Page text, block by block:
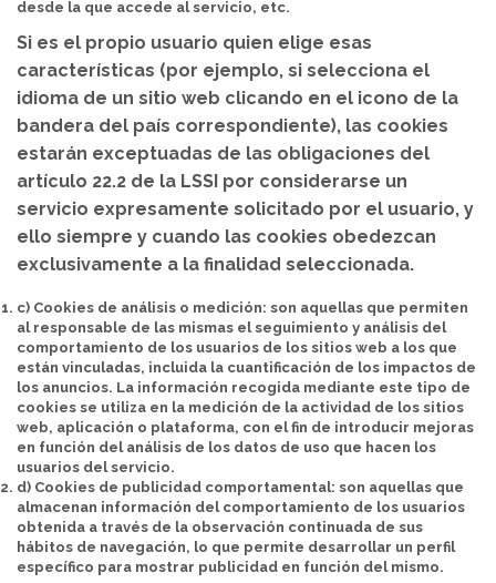
desde la que accede al servicio, etc.
Si es el propio usuario quien elige esas
características (por ejemplo, si selecciona el
idioma de un sitio web clicando en el icono de la
bandera del país correspondiente), las cookies
estarán exceptuadas de las obligaciones del
artículo 22.2 de la LSSI por considerarse un
servicio expresamente solicitado por el usuario, y
ello siempre y cuando las cookies obedezcan
exclusivamente a la finalidad seleccionada.
c) Cookies de análisis o medición: son aquellas que permiten
al responsable de las mismas el seguimiento y análisis del
comportamiento de los usuarios de los sitios web a los que
están vinculadas, incluida la cuantificación de los impactos de
los anuncios. La información recogida mediante este tipo de
cookies se utiliza en la medición de la actividad de los sitios
web, aplicación o plataforma, con el fin de introducir mejoras
en función del análisis de los datos de uso que hacen los
usuarios del servicio.
d) Cookies de publicidad comportamental: son aquellas que
almacenan información del comportamiento de los usuarios
obtenida a través de la observación continuada de sus
hábitos de navegación, lo que permite desarrollar un perfil
específico para mostrar publicidad en función del mismo.